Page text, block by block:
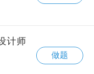
计师
做题